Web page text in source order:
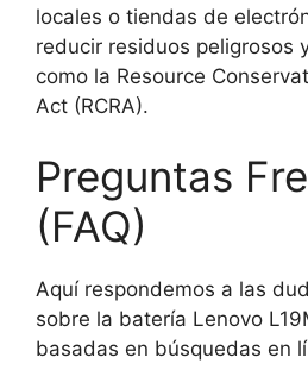
locales o tiendas de
reducir residuos peligrosos
como la Resource
Act (RCRA).
Preguntas
(FAQ)
Aquí respondemos a las
sobre la batería Lenovo
basadas en búsquedas en